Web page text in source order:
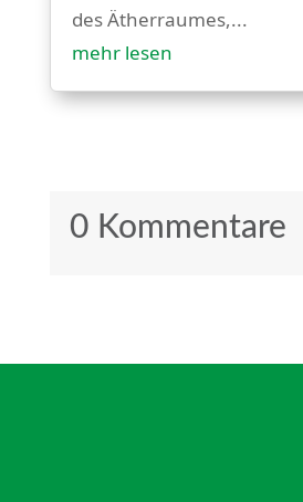
des Ätherraumes,...
mehr lesen
0 Kommentare